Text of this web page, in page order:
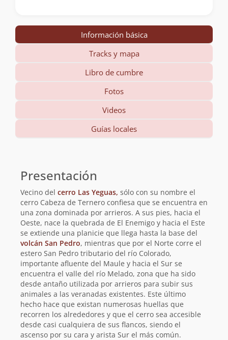
Información básica
Tracks y mapa
Libro de cumbre
Fotos
Videos
Guías locales
básica
Presentación
Vecino del cerro Las Yeguas, sólo con su nombre el
cerro Cabeza de Ternero confiesa que se encuentra en
una zona dominada por arrieros. A sus pies, hacia el
Oeste, nace la quebrada de El Enemigo y hacia el Este
se extiende una planicie que llega hasta la base del
volcán San Pedro, mientras que por el Norte corre el
estero San Pedro tributario del río Colorado,
importante afluente del Maule y hacia el Sur se
encuentra el valle del río Melado, zona que ha sido
desde antaño utilizada por arrieros para subir sus
animales a las veranadas existentes. Este último
hecho hace que existan numerosas huellas que
recorren los alrededores y que el cerro sea accesible
desde casi cualquiera de sus flancos, siendo el
ascenso por su cara y arista Sur el más común.